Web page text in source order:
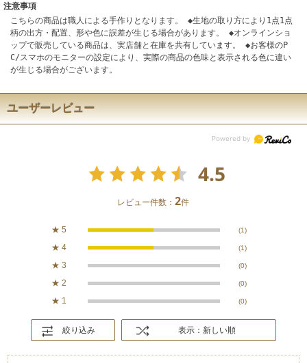
注意事項
こちらの商品は職人による手作りとなります。 ◆生地の取り方により1点1点
柄の出方・配置、形や色に誤差が生じる場合があります。 ◆オンラインショ
ップで販売している商品は、実店舗と在庫を共有しています。 ◆お客様のP
C/スマホのモニターの設定により、実際の商品の色味と表示される色に違い
が生じる場合がございます。
ユーザーレビュー
4.5
レビュー件数：2件
★ 5 (1)
★ 4 (1)
★ 3 (0)
★ 2 (0)
★ 1 (0)
絞り込み 表示：新しい順